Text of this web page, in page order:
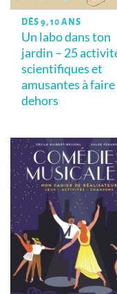
DÈS 9, 10 ANS
Un labo dans ton
jardin – 25
scientifiques et
amusantes à faire
dehors